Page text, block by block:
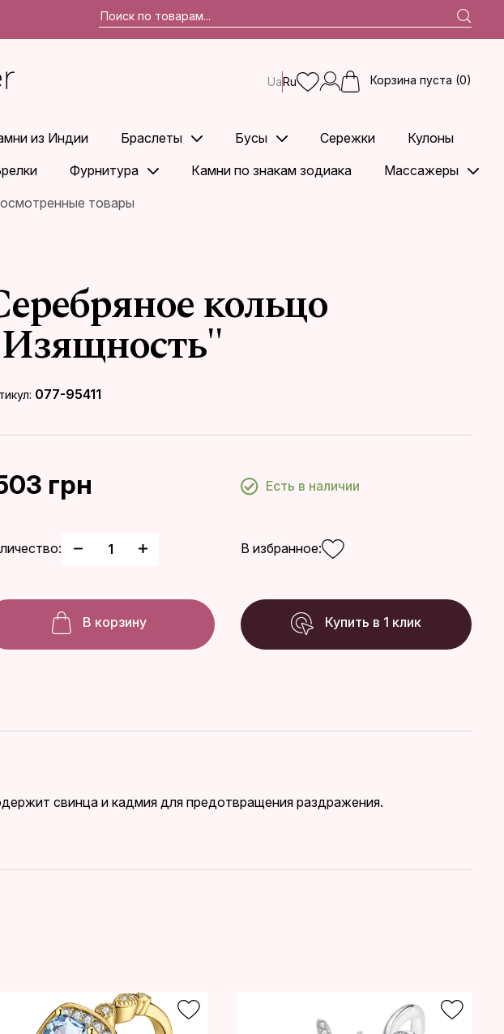
UaRu Корзина пуста (0)
из Индии Браслеты Бусы Сережки
Кулоны
Фурнитура Камни по знакам зодиака
Массажеры
товары
кольцо
077-95411
грн Есть в наличии
В избранное:
В корзину Купить в 1 клик
свинца и кадмия для предотвращения раздражения.